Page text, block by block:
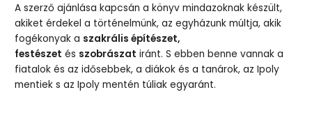
A szerző ajánlása kapcsán a könyv mindazoknak készült,
akiket érdekel a történelmünk, az egyházunk múltja, akik
fogékonyak a szakrális építészet,
festészet és szobrászat iránt. S ebben benne vannak a
fiatalok és az idősebbek, a diákok és a tanárok, az Ipoly
mentiek s az Ipoly mentén túliak egyaránt.